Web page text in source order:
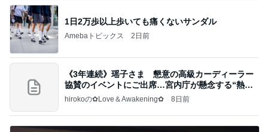
1日2万歩以上歩いても痛くないサンダル
Amebaトピックス 2日前
《3年連続》瑶子さま 懇意の高級カーディーラー
協賛のイベントにご出席…宮内庁が懸念する“熱心
すぎ
hirokoの✿Love＆Awakening✿ 8日前